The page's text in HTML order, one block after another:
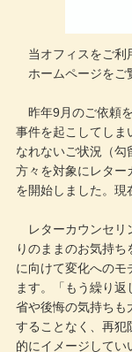
当オフィスをご利
ホームページをご
昨年9月のご依頼
事件を起こしてしま
なれないご状況（勾
方々を対象にレター
を開始しました。現
レターカウンセリ
りのままのお気持
に向けて変化へのモ
ます。「もう繰り
省や後悔の気持ちも
することなく、再犯
的にイメージしてい